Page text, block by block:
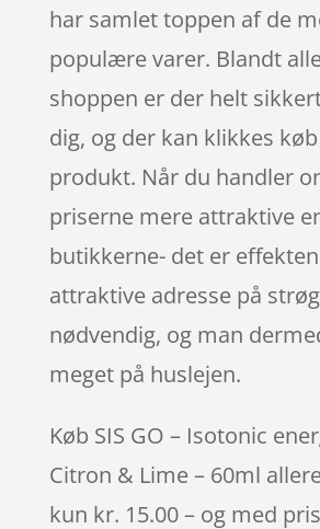
har samlet toppen af de
populære varer. Blandt
shoppen er der helt
dig, og der kan klikkes
produkt. Når du handler
priserne mere attraktive
butikkerne- det er
attraktive adresse på
nødvendig, og man
meget på huslejen.
Køb SIS GO – Isotonic
Citron & Lime – 60ml
kun kr. 15.00 – og med